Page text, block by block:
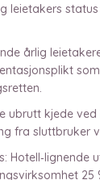
leietakers
årlig
ubrutt kjede ved
fra sluttbruker
Hotell‑lignende
25